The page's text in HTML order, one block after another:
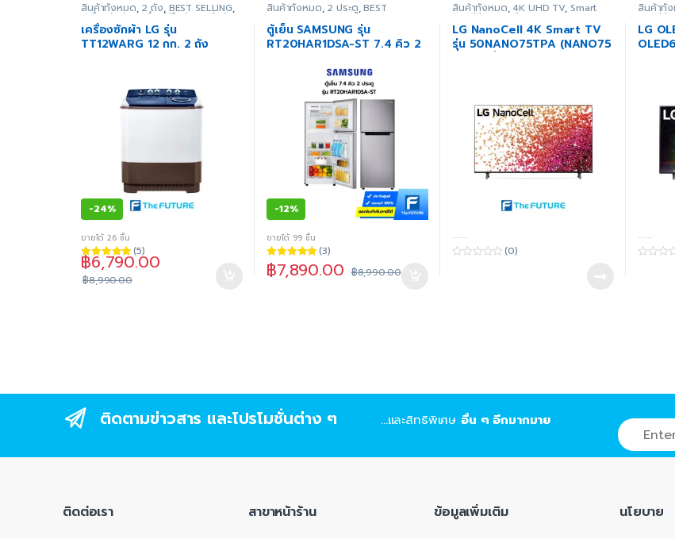
สินค้าทั้งหมด, 2 ถัง, BEST SELLING,
เครื่องซักผ้า ,เครื่องใช้ไฟฟ้าภายในบ้าน
เครื่องซักผ้า LG รุ่น
TT12WARG 12 กก. 2 ถัง
-24%
ขายได้ 26 ชิ้น
ให้คะแนน
5.00
5 คะแนน
(5)
฿6,790.00
฿8,990.00
สินค้าทั้งหมด, 2 ประตู,BEST
Clearance Sale 2022
Home Appliance Fair,ช้อปกระหน่ำ
รับหน้าร้อน HA Super Summer Sale
ตู้เย็น,สินค้าขายดี,เครื่องใช้ไฟฟ้า
เครื่องใช้ไฟฟ้าในบ้านลดราคาล่าสุด
ตู้เย็น SAMSUNG รุ่น
RT20HAR1DSA-ST 7.4 คิว 2
-12%
ขายได้ 99 ชิ้น
ให้คะแนน
5.00ตั้งแต่ 1-
(3)
฿7,890.00 ฿8,990.00
สินค้าทั้งหมด,4K UHD TV, Smart
ทีวี ภาพ/เสียง
LG NanoCell 4K Smart TV
รุ่น 50NANO75TPA (NANO75
-----
(0)
สินค้าทั้
ทีวี
LG
-----
ติดตามข่าวสาร และโปรโมชั่นต่าง ๆ ...และสิทธิพิเศษ อื่น ๆ อีกมากมาย
ติดต่อเรา สาขาหน้าร้าน ข้อมูลเพิ่มเติม นโยบาย